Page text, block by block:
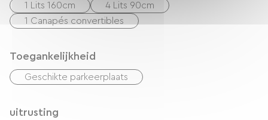
1 Lits 160cm
4 Lits 90cm
1 Canapés convertibles
Toegankelijkheid
Geschikte parkeerplaats
uitrusting